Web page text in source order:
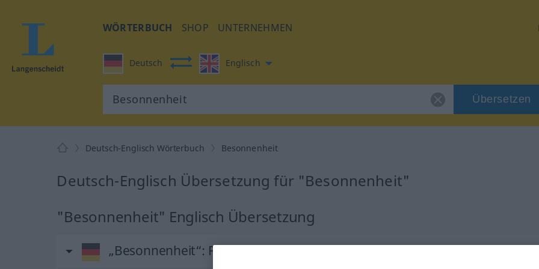
WÖRTERBUCH SHOP UNTERNEHMEN
Deutsch Englisch
Übersetzen
Deutsch-Englisch Wörterbuch Besonnenheit
Deutsch-Englisch Übersetzung für "Besonnenheit"
"Besonnenheit" Englisch Übersetzung
„Besonnenheit“: Femininum